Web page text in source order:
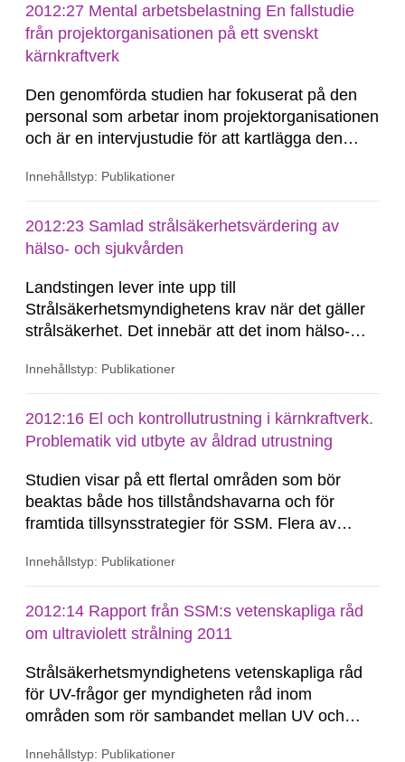
rättvist rapporterar flera intervjupersoner att den
allmänna kulturen...
2012:27 Mental arbetsbelastning En fallstudie
från projektorganisationen på ett svenskt
kärnkraftverk
Den genomförda studien har fokuserat på den
personal som arbetar inom projektorganisationen
och är en intervjustudie för att kartlägga den
finns relaterade till denna. Vidare har studien
därmed får illustrera de faktorer som kan bidra
och bidrar till den mentala arbetsbelastningen...
Innehållstyp: Publikationer
2012:23 Samlad strålsäkerhetsvärdering av
hälso- och sjukvården
Landstingen lever inte upp till
Strålsäkerhetsmyndighetens krav när det gäller
strålsäkerhet. Det innebär att det inom hälso-
som kan leda till allvarliga konsekvenser för
Strålsäkerhetsmyndighetens sammanställning av
nio inspekterade landsting.
Innehållstyp: Publikationer
2012:16 El och kontrollutrustning i kärnkraftverk.
Problematik vid utbyte av åldrad utrustning
Studien visar på ett flertal områden som bör
beaktas både hos tillståndshavarna och för
framtida tillsynsstrategier för SSM. Flera av
exempel så framgår att konstruktionsprocessens
för säkerheten. Genom att el- och
kontrollutrustningen...
Innehållstyp: Publikationer
2012:14 Rapport från SSM:s vetenskapliga råd
om ultraviolett strålning 2011
Strålsäkerhetsmyndighetens vetenskapliga råd
för UV-frågor ger myndigheten råd inom
områden som rör sambandet mellan UV och
Innehållstyp: Publikationer